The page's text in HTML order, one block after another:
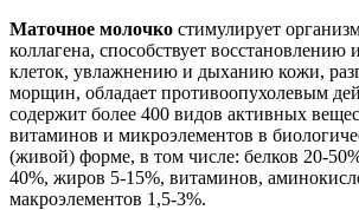
Маточное молочко стимулирует
коллагена, способствует
клеток, увлажнению и дыханию кожи,
морщин, обладает противоопухолевым
содержит более 400 видов активных
витаминов и микроэлементов в
(живой) форме, в том числе: белков 20-
40%, жиров 5-15%, витаминов,
макроэлементов 1,5-3%.